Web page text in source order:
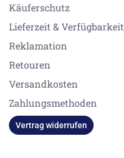
Käuferschutz
Lieferzeit & Verfügbarkeit
Reklamation
Retouren
Versandkosten
Zahlungsmethoden
Vertrag widerrufen